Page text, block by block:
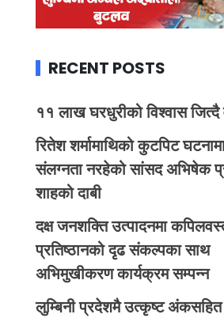
RECENT POSTS
११ लाख घरधुरीको विश्वास
रितेश शर्मामाथिको कुटपिट
संलग्नता नरहेको सांसद अभिषेक
शाहको दाबी
दक्ष जनशक्ति उत्पादनमा
प्रतिष्ठानको दृढ संकल्पका साथ
अभिमुखीकरण कार्यक्रम सम्पन्न
लुम्बिनी प्रदेशमै उत्कृष्ट अंकसहित